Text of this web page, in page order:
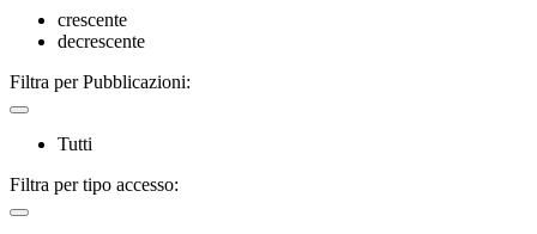
crescente
decrescente
Filtra per Pubblicazioni:
Tutti
Filtra per tipo accesso: